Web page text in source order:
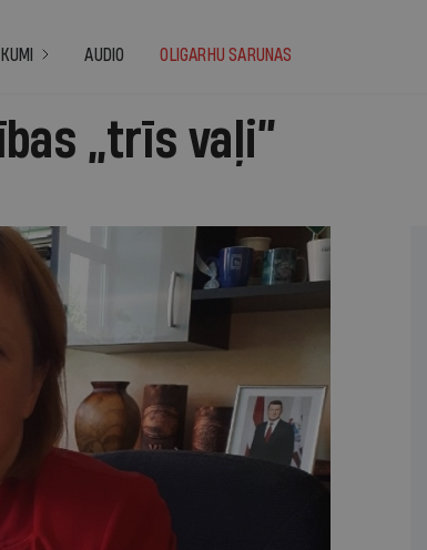
AUDIO OLIGARHU SARUNAS
„trīs vaļi”